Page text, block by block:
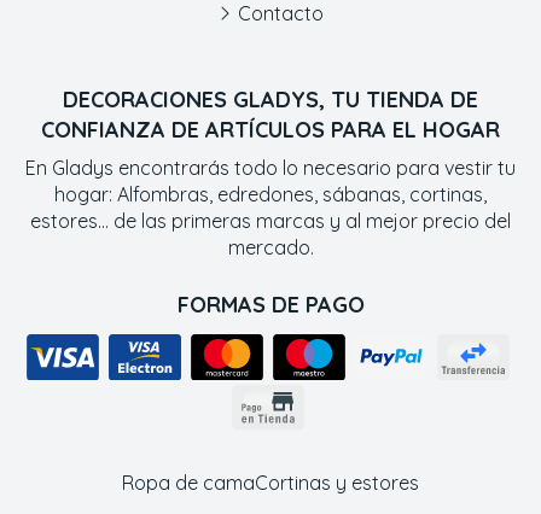
DECORACIONES GLADYS, TU TIENDA DE
CONFIANZA DE ARTÍCULOS PARA EL HOGAR
En Gladys encontrarás todo lo necesario para vestir tu
hogar: Alfombras, edredones, sábanas, cortinas,
estores... de las primeras marcas y al mejor precio del
mercado.
FORMAS DE PAGO
Contacto
Ropa de camaCortinas y estores